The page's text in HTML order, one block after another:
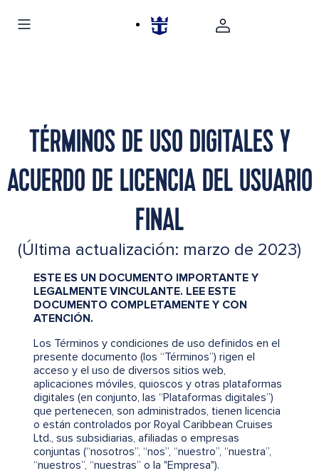
TÉRMINOS DE USO DIGITALES Y
ACUERDO DE LICENCIA DEL USUARIO
FINAL
(Última actualización: marzo de 2023)
ESTE ES UN DOCUMENTO IMPORTANTE Y
LEGALMENTE VINCULANTE. LEE ESTE
DOCUMENTO COMPLETAMENTE Y CON
ATENCIÓN.
Los Términos y condiciones de uso definidos en el
presente documento (los “Términos”) rigen el
acceso y el uso de diversos sitios web,
aplicaciones móviles, quioscos y otras plataformas
digitales (en conjunto, las “Plataformas digitales”)
que pertenecen, son administrados, tienen licencia
o están controlados por Royal Caribbean Cruises
Ltd., sus subsidiarias, afiliadas o empresas
conjuntas (“nosotros”, “nos”, “nuestro”, “nuestra”,
“nuestros”, “nuestras” o la "Empresa").